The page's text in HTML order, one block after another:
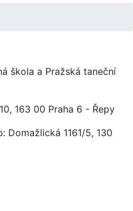
škola a Pražská taneční
163 00 Praha 6 - Řepy
Domažlická 1161/5, 130